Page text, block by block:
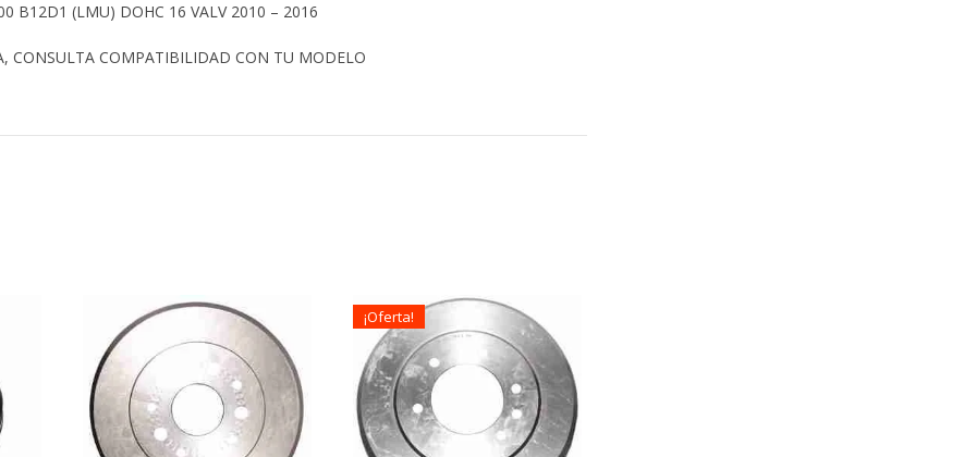
B12D1 (LMU) DOHC 16 VALV 2010 – 2016
CONSULTA COMPATIBILIDAD CON TU MODELO
¡Oferta!